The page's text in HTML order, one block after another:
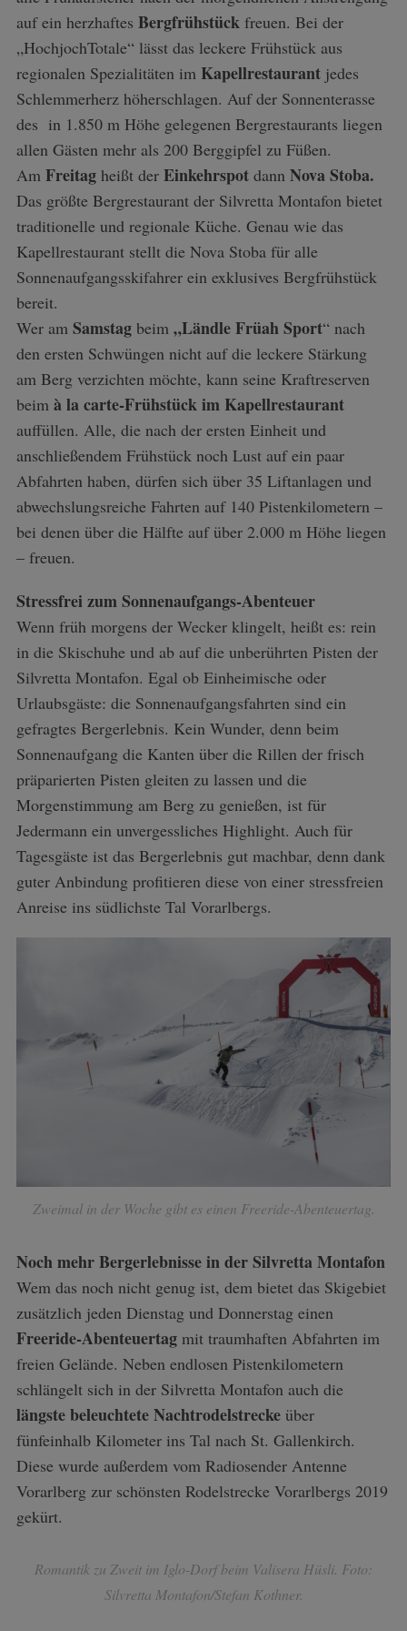
auf ein herzhaftes Bergfrühstückfreuen. Bei der
„HochjochTotale“ lässt das leckere Frühstück aus
regionalen Spezialitäten im Kapellrestaurantjedes
Schlemmerherz höherschlagen. Auf der Sonnenterasse
des in 1.850 m Höhe gelegenen Bergrestaurants liegen
allen Gästen mehr als 200 Berggipfel zu Füßen.
Am Freitagheißt derEinkehrspotdann Nova Stoba.
Das größte Bergrestaurant der Silvretta Montafon bietet
traditionelle und regionale Küche. Genau wie das
Kapellrestaurant stellt die Nova Stoba für alle
Sonnenaufgangsskifahrer ein exklusives Bergfrühstück
bereit.
Wer am Samstagbeim „Ländle Früah Sport“ nach
den ersten Schwüngen nicht auf die leckere Stärkung
am Berg verzichten möchte, kann seine Kraftreserven
beim à la carte-Frühstück im Kapellrestaurant
auffüllen. Alle, die nach der ersten Einheit und
anschließendem Frühstück noch Lust auf ein paar
Abfahrten haben, dürfen sich über 35 Liftanlagen und
abwechslungsreiche Fahrten auf 140 Pistenkilometern –
bei denen über die Hälfte auf über 2.000 m Höhe liegen
– freuen.
Stressfrei zum Sonnenaufgangs-Abenteuer
Wenn früh morgens der Wecker klingelt, heißt es: rein
in die Skischuhe und ab auf die unberührten Pisten der
Silvretta Montafon. Egal ob Einheimische oder
Urlaubsgäste: die Sonnenaufgangsfahrten sind ein
gefragtes Bergerlebnis. Kein Wunder, denn beim
Sonnenaufgang die Kanten über die Rillen der frisch
präparierten Pisten gleiten zu lassen und die
Morgenstimmung am Berg zu genießen, ist für
Jedermann ein unvergessliches Highlight. Auch für
Tagesgäste ist das Bergerlebnis gut machbar, denn dank
guter Anbindung profitieren diese von einer stressfreien
Anreise ins südlichste Tal Vorarlbergs.
Zweimal in der Woche gibt es einen Freeride-Abenteuertag.
Noch mehr Bergerlebnisse in der Silvretta Montafon
Wem das noch nicht genug ist, dem bietet das Skigebiet
zusätzlich jeden Dienstag und Donnerstag einen
Freeride-Abenteuertagmit traumhaften Abfahrten im
freien Gelände. Neben endlosen Pistenkilometern
schlängelt sich in der Silvretta Montafon auch die
längste beleuchtete Nachtrodelstreckeüber
fünfeinhalb Kilometer ins Tal nach St. Gallenkirch.
Diese wurde außerdem vom Radiosender Antenne
Vorarlberg zur schönsten Rodelstrecke Vorarlbergs 2019
gekürt.
Romantik zu Zweit im Iglo-Dorf beim Valisera Hüsli. Foto:
Silvretta Montafon/Stefan Kothner.
e
r
: